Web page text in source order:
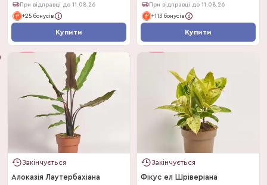
При відправці до 11.08.26
+25 бонусів
Купити
При відправці до 11.08.26
+113 бонусів
Купити
Закінчується
Алоказія Лаутербахіана
Закінчується
Фікус ел Шріверіана